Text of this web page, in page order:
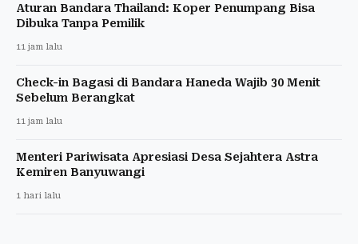
Aturan Bandara Thailand: Koper Penumpang Bisa
Dibuka Tanpa Pemilik
11 jam lalu
Check-in Bagasi di Bandara Haneda Wajib 30 Menit
Sebelum Berangkat
11 jam lalu
Menteri Pariwisata Apresiasi Desa Sejahtera Astra
Kemiren Banyuwangi
1 hari lalu